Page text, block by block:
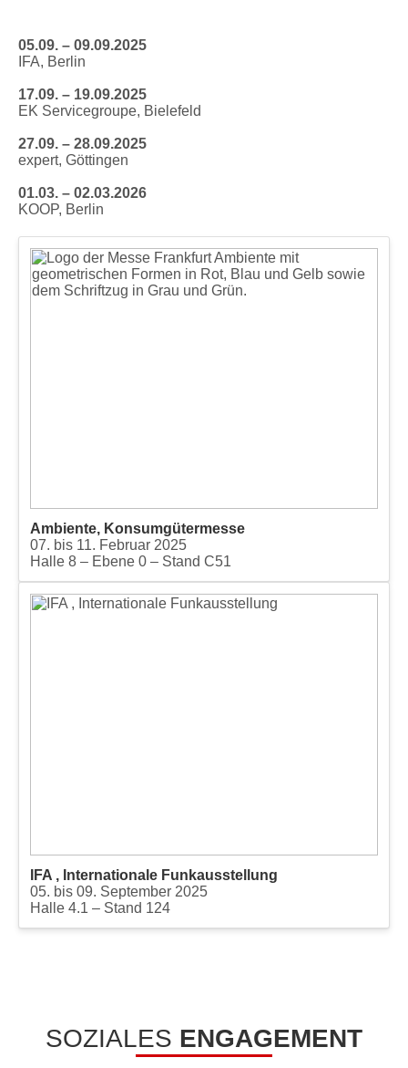
05.09. – 09.09.2025
IFA, Berlin
17.09. – 19.09.2025
EK Servicegroupe, Bielefeld
27.09. – 28.09.2025
expert, Göttingen
01.03. – 02.03.2026
KOOP, Berlin
Ambiente, Konsumgütermesse
07. bis 11. Februar 2025
Halle 8 – Ebene 0 – Stand C51
IFA , Internationale Funkausstellung
05. bis 09. September 2025
Halle 4.1 – Stand 124
SOZIALES ENGAGEMENT